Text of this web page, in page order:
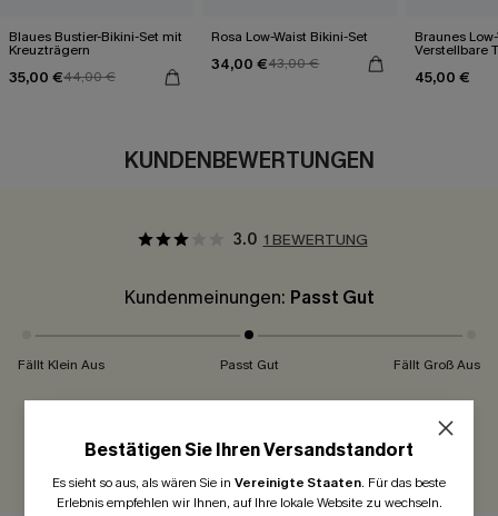
Blaues Bustier-Bikini-Set mit
Kreuzträgern
35,00 €44,00 €
Rosa Low-Waist Bikini-Set
34,00 €43,00 €
Braunes
Verstellbare
45,00 €
KUNDENBEWERTUNGEN
3.0 1 BEWERTUNG
Kundenmeinungen: Passt Gut
Fällt Klein Aus Passt Gut Fällt Groß Aus
BEWERTEN
Bestätigen Sie Ihren Versandstandort
Es sieht so aus, als wären Sie in Vereinigte Staaten. Für das beste
Erlebnis empfehlen wir Ihnen, auf Ihre lokale Website zu wechseln.